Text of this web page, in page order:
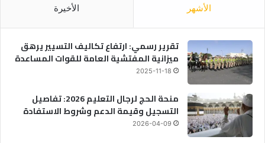
الأشهر الأخيرة
تقرير رسمي: ارتفاع تكاليف التسيير يرهق
ميزانية المفتشية العامة للقوات المساعدة
2025-11-18
منحة الحج لرجال التعليم 2026: تفاصيل
التسجيل وقيمة الدعم وشروط الاستفادة
2026-04-09